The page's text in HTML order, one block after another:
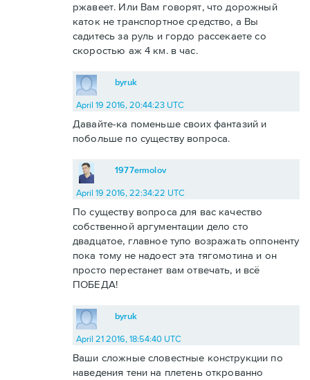
ржавеет. Или Вам говорят, что дорожный
каток не транспортное средство, а Вы
садитесь за руль и гордо рассекаете со
скоростью аж 4 км. в час.
byruk
April 19 2016, 20:44:23 UTC
Давайте-ка поменьше своих фантазий и
побольше по существу вопроса.
1977ermolov
April 19 2016, 22:34:22 UTC
По существу вопроса для вас качество
собственной аргументации дело сто
двадцатое, главное тупо возражать оппоненту
пока тому не надоест эта тягомотина и он
просто перестанет вам отвечать, и всё
ПОБЕДА!
byruk
April 21 2016, 18:54:40 UTC
Ваши сложные словестные конструкции по
наведения тени на плетень открованно